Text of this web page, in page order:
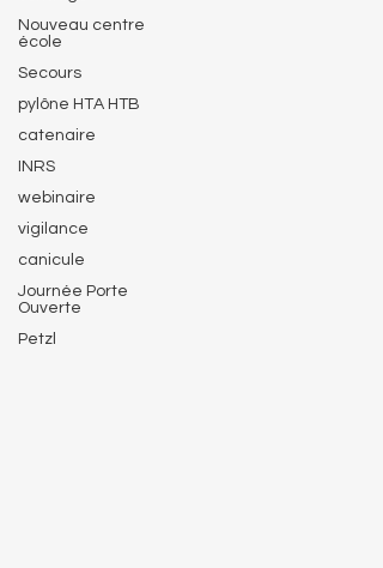
Nouveau centre
école
Secours
pylône HTA HTB
catenaire
INRS
webinaire
vigilance
canicule
Journée Porte
Ouverte
Petzl